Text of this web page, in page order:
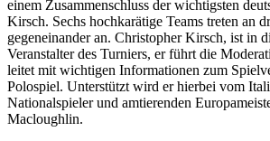
einem Zusammenschluss der wichtigsten
Kirsch. Sechs hochkarätige Teams treten an
gegeneinander an. Christopher Kirsch, ist in
Veranstalter des Turniers, er führt die
leitet mit wichtigen Informationen zum
Polospiel. Unterstützt wird er hierbei vom
Nationalspieler und amtierenden
Macloughlin.